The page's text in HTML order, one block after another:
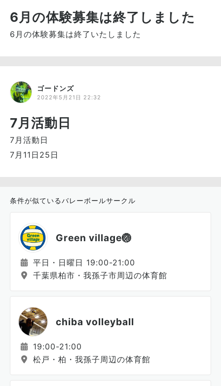
6月の体験募集は終了しました
6月の体験募集は終了いたしました
ゴードンズ
2022年5月21日 22:32
7月活動日
7月活動日
7月11日25日
条件が似ているバレーボールサークル
Green village🏐
平日・日曜日 19:00-21:00
千葉県柏市・我孫子市周辺の体育館
chiba volleyball
19:00-21:00
松戸・柏・我孫子周辺の体育館